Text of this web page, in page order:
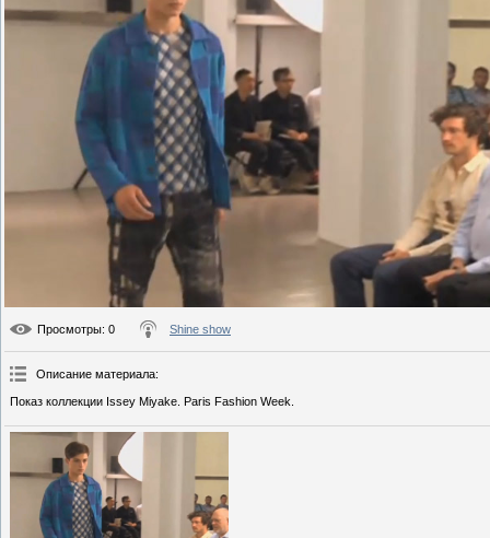
Просмотры: 0 Shine show
Описание материала:
Показ коллекции Issey Miyake. Paris Fashion Week.